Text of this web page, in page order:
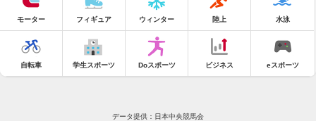
モーター フィギュア ウィンター 陸上 水泳
自転車 学生スポーツ Doスポーツ ビジネス eスポーツ
データ提供：日本中央競馬会